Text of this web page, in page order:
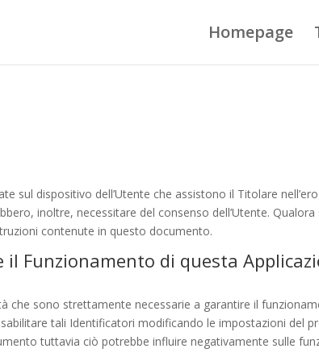
Homepage
dispositivo dell’Utente che assistono il Titolare
inoltre, necessitare del consenso dell’Utente.
contenute in questo documento.
Funzionamento di questa
che sono strettamente necessarie a garantire il
tali Identificatori modificando le impostazioni del
tuttavia ciò potrebbe influire negativamente sulle